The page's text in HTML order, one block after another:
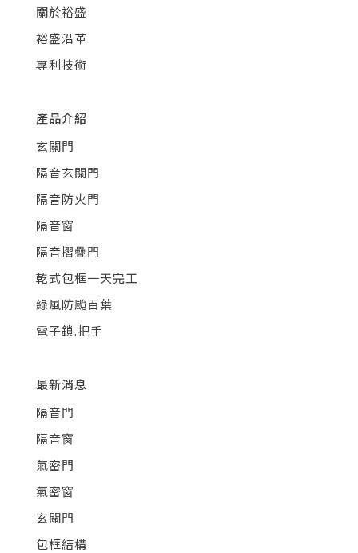
關於裕盛
裕盛沿革
專利技術
產品介紹
玄關門
隔音玄關門
隔音防火門
隔音窗
隔音摺疊門
乾式包框一天完工
綠風防颱百葉
電子鎖.把手
最新消息
隔音門
隔音窗
氣密門
氣密窗
玄關門
包框結構